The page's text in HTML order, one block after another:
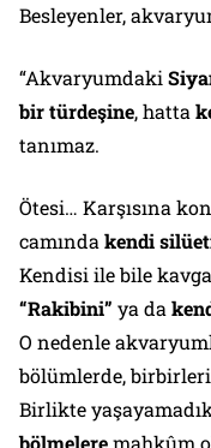
Besleyenler,
“Akvaryumdaki
bir türdeşine, hatta
tanımaz.
Ötesi… Karşısına
camında kendi
Kendisi ile bile
“Rakibini” ya da
O nedenle
bölümlerde,
Birlikte
bölmeleremahkûm